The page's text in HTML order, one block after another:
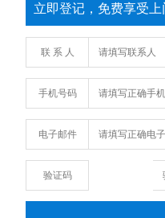
立即登记，免费享受
联 系 人
手机号码
电子邮件
验证码